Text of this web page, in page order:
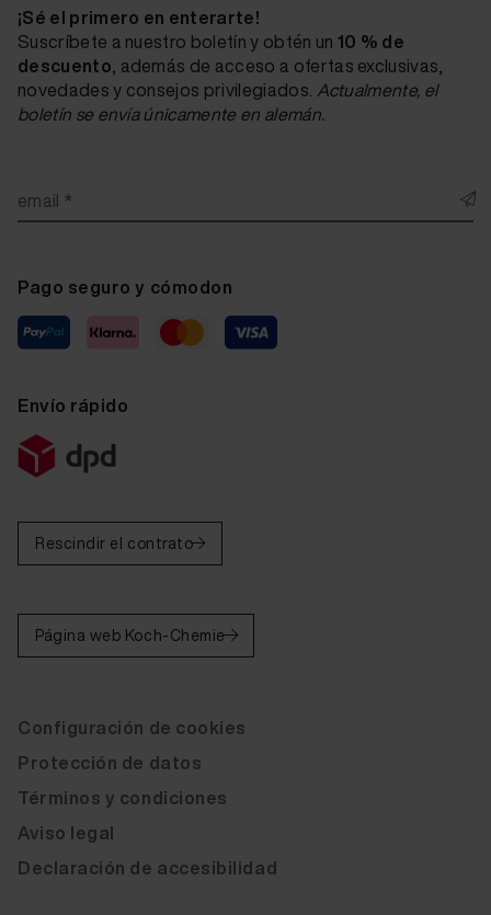
¡Sé el primero en enterarte!
Suscríbete a nuestro boletín y obtén un 10 % de
descuento, además de acceso a ofertas exclusivas,
novedades y consejos privilegiados. Actualmente, el
boletín se envía únicamente en alemán.
email *
Pago seguro y cómodon
Envío rápido
Rescindir el contrato
Página web Koch-Chemie
Configuración de cookies
Protección de datos
Términos y condiciones
Aviso legal
Declaración de accesibilidad